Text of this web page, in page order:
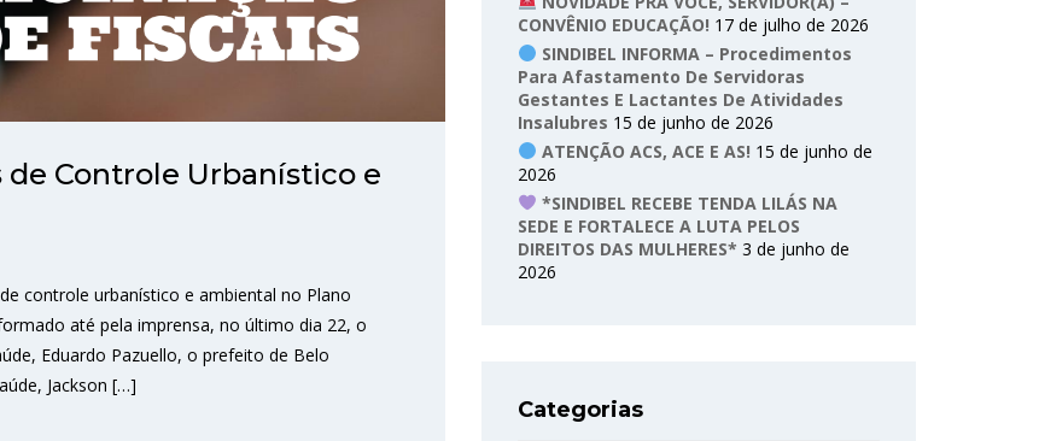
de Controle Urbanístico e
controle urbanístico e ambiental no Plano
até pela imprensa, no último dia 22, o
Eduardo Pazuello, o prefeito de Belo
Jackson […]
CONVÊNIO EDUCAÇÃO! 17 de julho de 2026
SINDIBEL INFORMA – Procedimentos
Para Afastamento De Servidoras
Gestantes E Lactantes De Atividades
Insalubres 15 de junho de 2026
ATENÇÃO ACS, ACE E AS! 15 de junho de
2026
*SINDIBEL RECEBE TENDA LILÁS NA
SEDE E FORTALECE A LUTA PELOS
DIREITOS DAS MULHERES* 3 de junho de
2026
Categorias